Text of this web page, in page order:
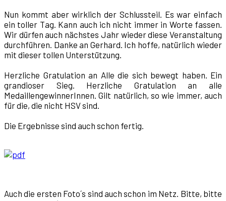
Nun kommt aber wirklich der Schlussteil. Es war einfach
ein toller Tag. Kann auch ich nicht immer in Worte fassen.
Wir dürfen auch nächstes Jahr wieder diese Veranstaltung
durchführen. Danke an Gerhard. Ich hoffe, natürlich wieder
mit dieser tollen Unterstützung.
Herzliche Gratulation an Alle die sich bewegt haben. Ein
grandioser Sieg. Herzliche Gratulation an alle
MedaillengewinnerInnen. Gilt natürlich, so wie immer, auch
für die, die nicht HSV sind.
Die Ergebnisse sind auch schon fertig.
Auch die ersten Foto´s sind auch schon im Netz. Bitte, bitte